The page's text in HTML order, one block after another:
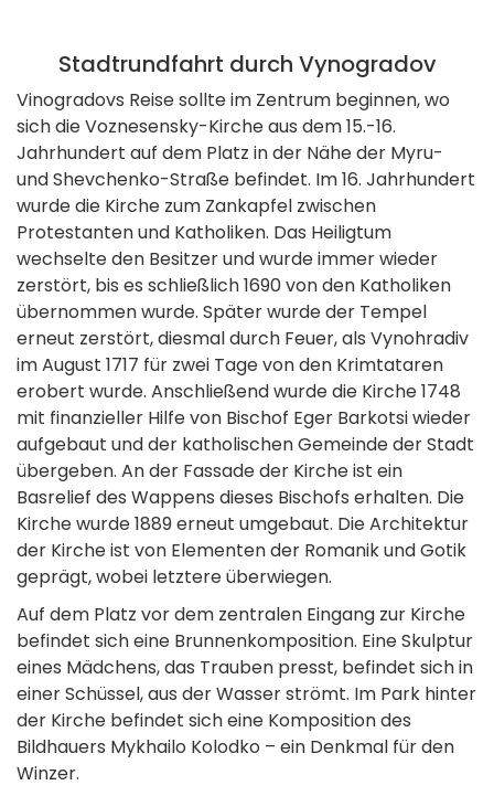
Stadtrundfahrt durch Vynogradov
Vinogradovs Reise sollte im Zentrum beginnen, wo
sich die Voznesensky-Kirche aus dem 15.-16.
Jahrhundert auf dem Platz in der Nähe der Myru-
und Shevchenko-Straße befindet. Im 16. Jahrhundert
wurde die Kirche zum Zankapfel zwischen
Protestanten und Katholiken. Das Heiligtum
wechselte den Besitzer und wurde immer wieder
zerstört, bis es schließlich 1690 von den Katholiken
übernommen wurde. Später wurde der Tempel
erneut zerstört, diesmal durch Feuer, als Vynohradiv
im August 1717 für zwei Tage von den Krimtataren
erobert wurde. Anschließend wurde die Kirche 1748
mit finanzieller Hilfe von Bischof Eger Barkotsi wieder
aufgebaut und der katholischen Gemeinde der Stadt
übergeben. An der Fassade der Kirche ist ein
Basrelief des Wappens dieses Bischofs erhalten. Die
Kirche wurde 1889 erneut umgebaut. Die Architektur
der Kirche ist von Elementen der Romanik und Gotik
geprägt, wobei letztere überwiegen.
Auf dem Platz vor dem zentralen Eingang zur Kirche
befindet sich eine Brunnenkomposition. Eine Skulptur
eines Mädchens, das Trauben presst, befindet sich in
einer Schüssel, aus der Wasser strömt. Im Park hinter
der Kirche befindet sich eine Komposition des
Bildhauers Mykhailo Kolodko – ein Denkmal für den
Winzer.